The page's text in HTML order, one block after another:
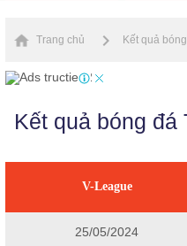
Trang chủ Kết quả
Kết quả bóng đá
V-League
25/05/2024